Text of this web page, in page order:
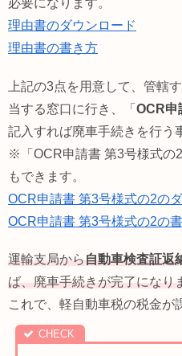
必要になります。
理由書のダウンロード
理由書の書き方
上記の3点を用意して、管轄
当する窓口に行き、「 OCR申
記入すれば廃車手続きを行う
※「OCR申請書 第3号様式の
もできます。
OCR申請書 第3号様式の2の
OCR申請書 第3号様式の2の
運輸支局から自動車検査証返
ば、廃車手続きが完了になり
これで、軽自動車税の税金が